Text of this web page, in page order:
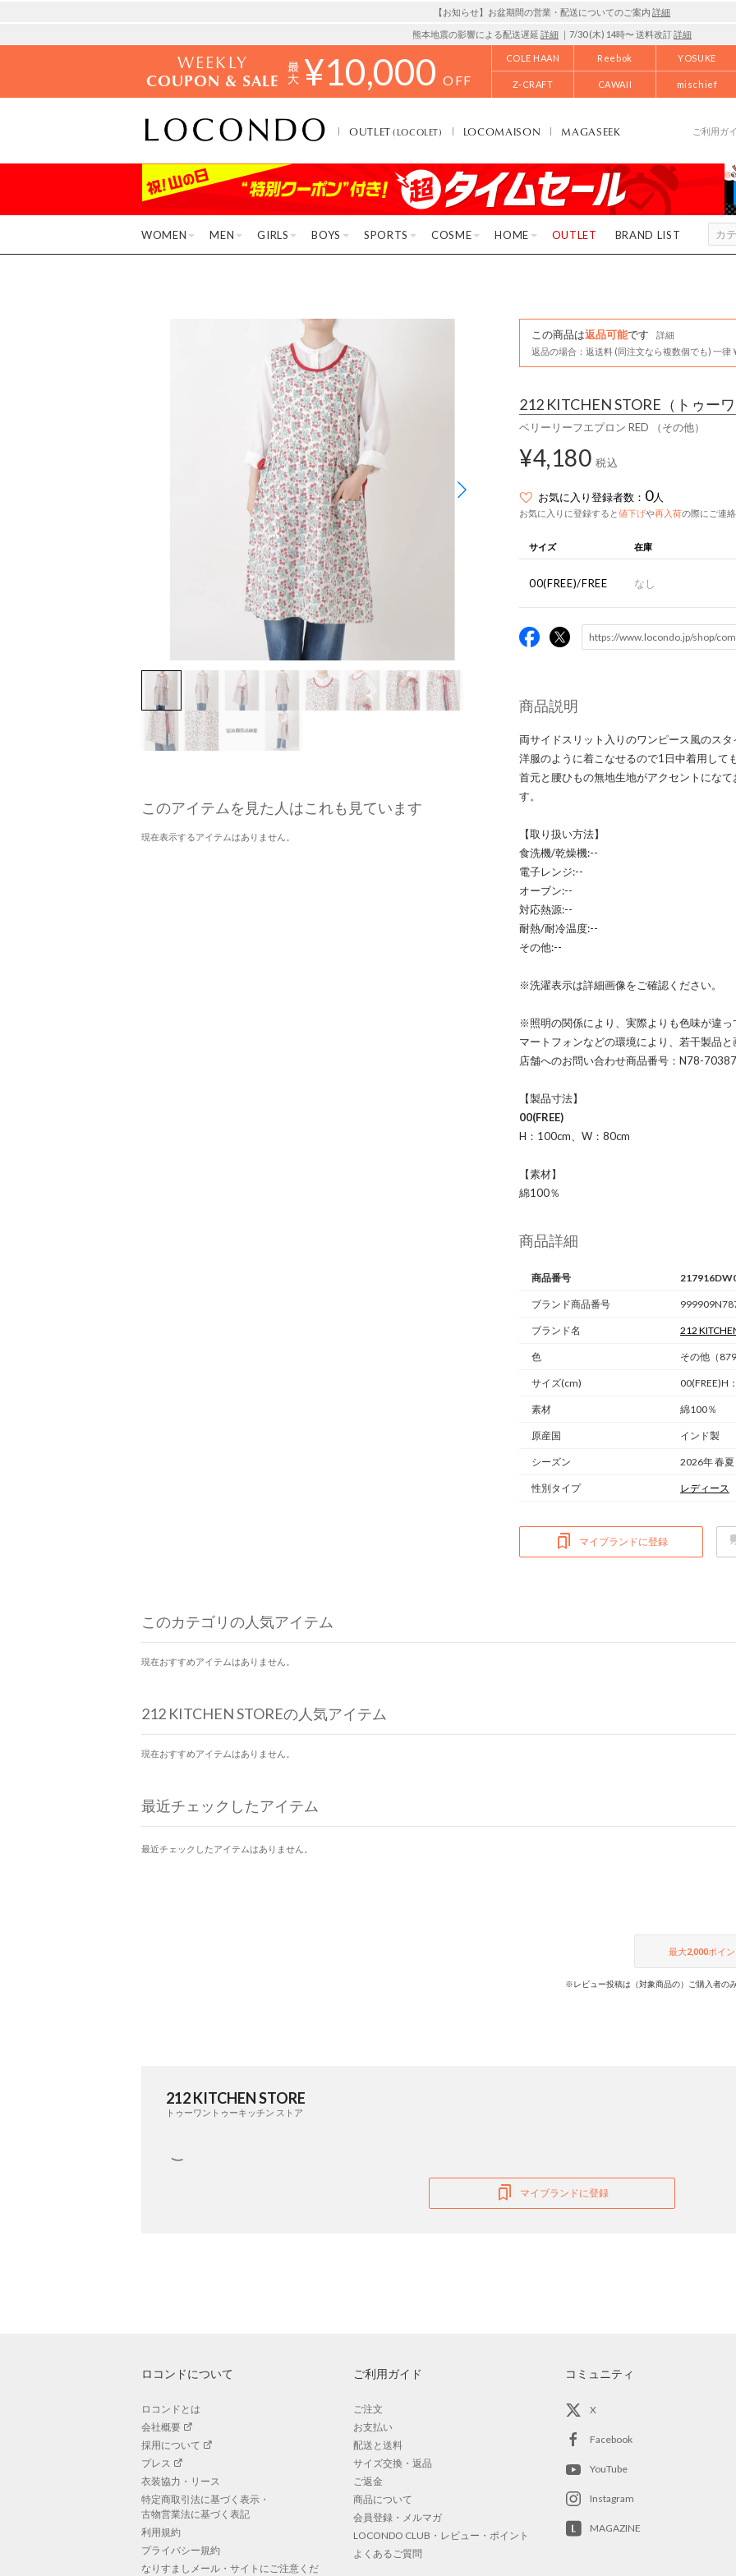
【お知らせ】お盆期間の営業・配送についてのご案内 詳細
熊本地震の影響による配送遅延 詳細 ｜7/30 (木) 14時〜 送料改訂詳細
WEEKLY
COUPON & SALE ¥10,000 OFF
COLE HAAN Reebok YOSUKE
Z-CRAFT CAWAII mischief
OUTLET(LOCOLET) LOCOMAISON MAGASEEK ご利用ガ
WOMEN MEN GIRLS BOYS SPORTS COSME HOME OUTLET BRAND LIST
このアイテムを見た人はこれも見ています
現在表示するアイテムはありません。
この商品は返品可能です
詳細
返品の場合：返送料 (同注文なら複数個でも) 一律
212 KITCHEN STORE （トゥー
ベリーリーフエプロン RED （その他）
¥4,180 税込
お気に入り登録者数： 0人
お気に入りに登録すると値下げや再入荷の際にご連
サイズ 在庫
00(FREE)/FREE なし
商品説明
両サイドスリット入りのワンピース風のスタ
洋服のように着こなせるので1日中着用して
首元と腰ひもの無地生地がアクセントにな
す。
【取り扱い方法】
食洗機/乾燥機:--
電子レンジ:--
オーブン:--
対応熱源:--
耐熱/耐冷温度:--
その他:--
※洗濯表示は詳細画像をご確認ください。
※照明の関係により、実際よりも色味が違
マートフォンなどの環境により、若干製品
店舗へのお問い合わせ商品番号：N78-70387
【製品寸法】
00(FREE)
H：100cm、W：80cm
【素材】
綿100％
商品詳細
商品番号
ブランド商品番号
ブランド名 212
色 その他（879
サイズ(cm) 00(FREE)H
素材 綿100％
原産国 インド製
シーズン 2026年 春夏
性別タイプ レディース
マイブランドに登録
このカテゴリの人気アイテム
現在おすすめアイテムはありません。
212 KITCHEN STOREの人気アイテム
現在おすすめアイテムはありません。
最近チェックしたアイテム
最近チェックしたアイテムはありません。
最大2,000ポイ
※レビュー投稿は（対象商品の）ご購入者の
212 KITCHEN STORE
トゥーワントゥーキッチン ストア
マイブランドに登録
ロコンドについて
ロコンドとは
会社概要
採用について
プレス
衣装協力・リース
特定商取引法に基づく表示・
古物営業法に基づく表記
利用規約
プライバシー規約
なりすましメール・サイトにご注意くだ
ご利用ガイド
ご注文
お支払い
配送と送料
サイズ交換・返品
ご返金
商品について
会員登録・メルマガ
LOCONDO CLUB・レビュー・ポイント
よくあるご質問
コミュニティ
X
Facebook
YouTube
Instagram
MAGAZINE